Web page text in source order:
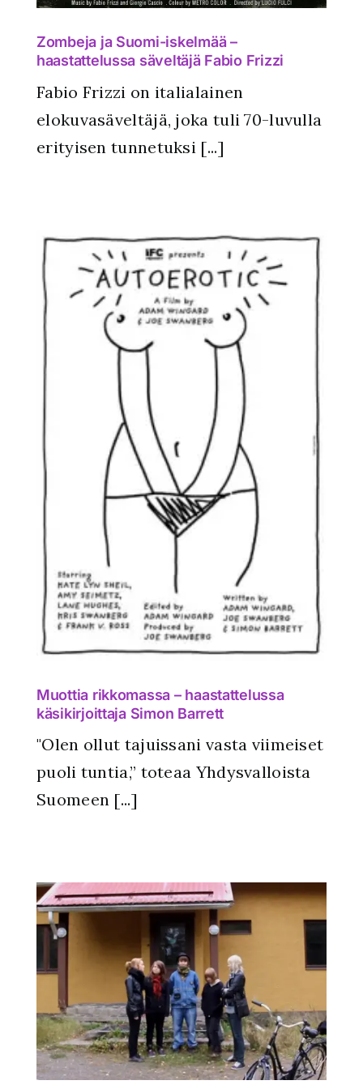
Zombeja ja Suomi-iskelmää –
haastattelussa säveltäjä Fabio Frizzi
Fabio Frizzi on italialainen
elokuvasäveltäjä, joka tuli 70-luvulla
erityisen tunnetuksi [...]
Muottia rikkomassa – haastattelussa
käsikirjoittaja Simon Barrett
"Olen ollut tajuissani vasta viimeiset
puoli tuntia,” toteaa Yhdysvalloista
Suomeen [...]